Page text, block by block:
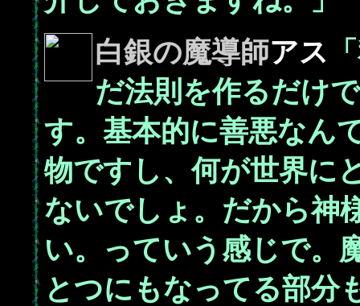
白銀の魔導師アス
だ法則を作るだけ
す。基本的に善悪なん
物ですし、何が世界に
ないでしょ。だから神
い。っていう感じで。
とつにもなってる部分